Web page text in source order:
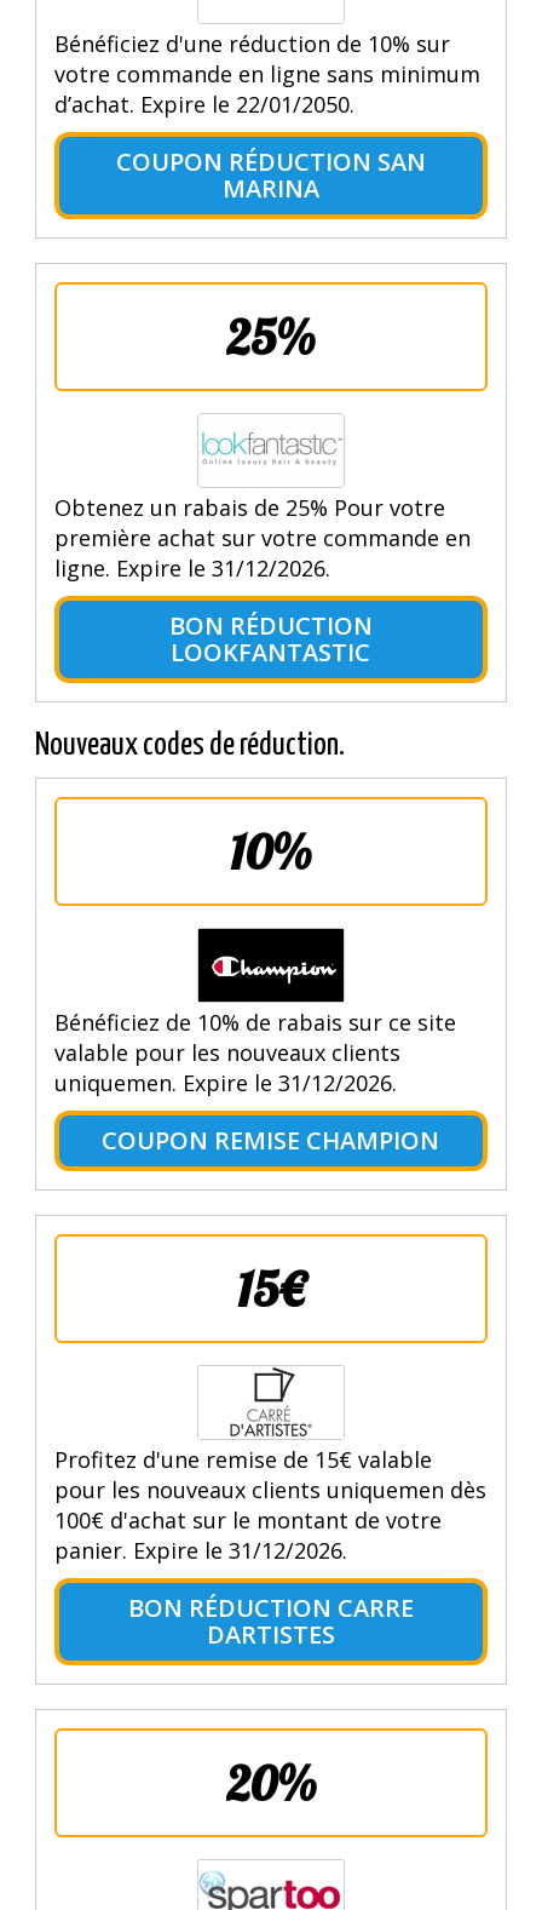
Bénéficiez d'une réduction de 10% sur
votre commande en ligne sans minimum
d’achat. Expire le 22/01/2050.
COUPON RÉDUCTION SAN
MARINA
25%
Obtenez un rabais de 25% Pour votre
première achat sur votre commande en
ligne. Expire le 31/12/2026.
BON RÉDUCTION
LOOKFANTASTIC
Nouveaux codes de réduction.
10%
Bénéficiez de 10% de rabais sur ce site
valable pour les nouveaux clients
uniquemen. Expire le 31/12/2026.
COUPON REMISE CHAMPION
15€
Profitez d'une remise de 15€ valable
pour les nouveaux clients uniquemen dès
100€ d'achat sur le montant de votre
panier. Expire le 31/12/2026.
BON RÉDUCTION CARRE
DARTISTES
20%